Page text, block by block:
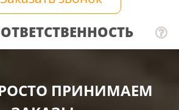
ПРИНИМАЕМ